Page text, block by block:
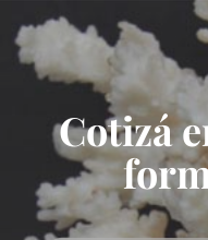
Cotizá